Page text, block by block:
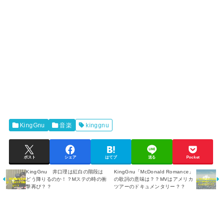
KingGnu 音楽 kinggnu
ポスト シェア はてブ 送る Pocket
KingGnu 井口理は紅白の階段は
どう降りるのか！？Mステの時の衝
撃再び？？
KingGnu「McDonald Romance」
の歌詞の意味は？？MVはアメリカ
ツアーのドキュメンタリー？？